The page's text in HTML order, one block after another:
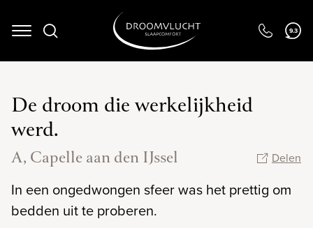
Navigation 9.3
De droom die werkelijkheid
werd.
A, Capelle aan den IJssel Delen
In een ongedwongen sfeer was het prettig om
bedden uit te proberen.